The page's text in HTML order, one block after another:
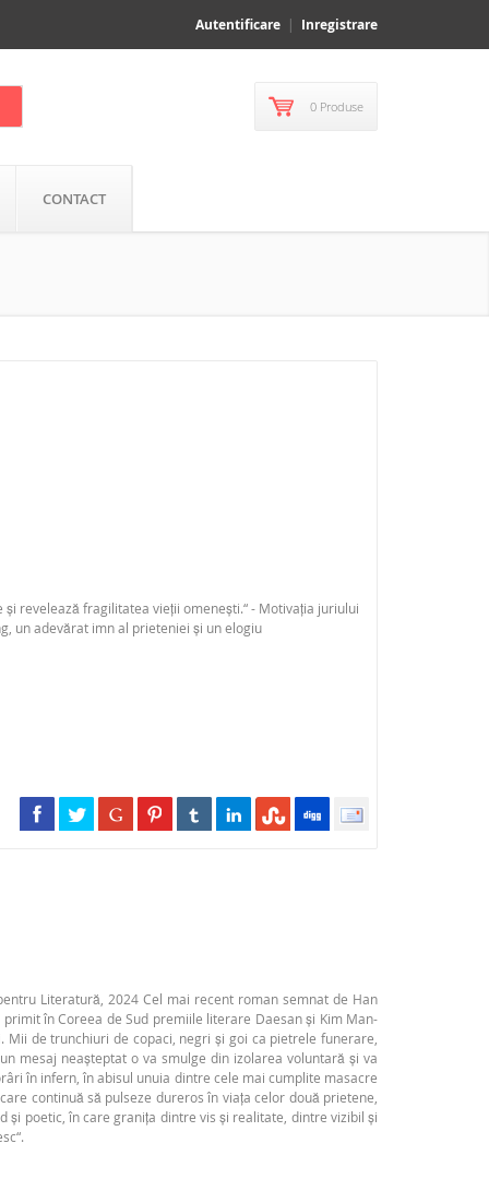
Autentificare Inregistrare
0 Produse
CONTACT
revelează fragilitatea vieții omenești.“ - Motivația juriului
un adevărat imn al prieteniei și un elogiu
Literatură, 2024 Cel mai recent roman semnat de Han
în Coreea de Sud premiile literare Daesan și Kim Man-
de trunchiuri de copaci, negri și goi ca pietrele funerare,
mesaj neașteptat o va smulge din izolarea voluntară și va
în infern, în abisul unuia dintre cele mai cumplite masacre
continuă să pulseze dureros în viața celor două prietene,
poetic, în care granița dintre vis și realitate, dintre vizibil și